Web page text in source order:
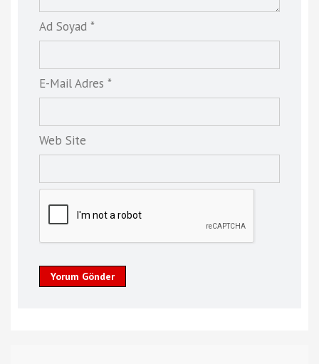
Ad Soyad *
E-Mail Adres *
Web Site
Yorum Gönder